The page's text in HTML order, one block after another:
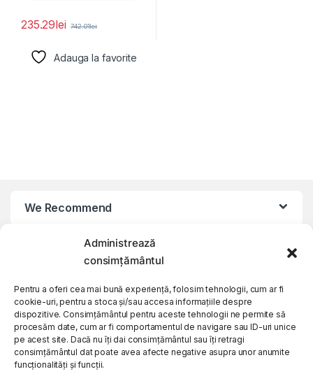
Administrează
consimțământul
Pentru a oferi cea mai bună experiență, folosim tehnologii, cum ar fi
cookie-uri, pentru a stoca și/sau accesa informațiile despre
dispozitive. Consimțământul pentru aceste tehnologii ne permite să
procesăm date, cum ar fi comportamentul de navigare sau ID-uri unice
pe acest site. Dacă nu îți dai consimțământul sau îți retragi
consimțământul dat poate avea afecte negative asupra unor anumite
funcționalități și funcții.
235.29lei 742.01lei
Adauga la favorite
We Recommend
My Account
Customer Care
About Us